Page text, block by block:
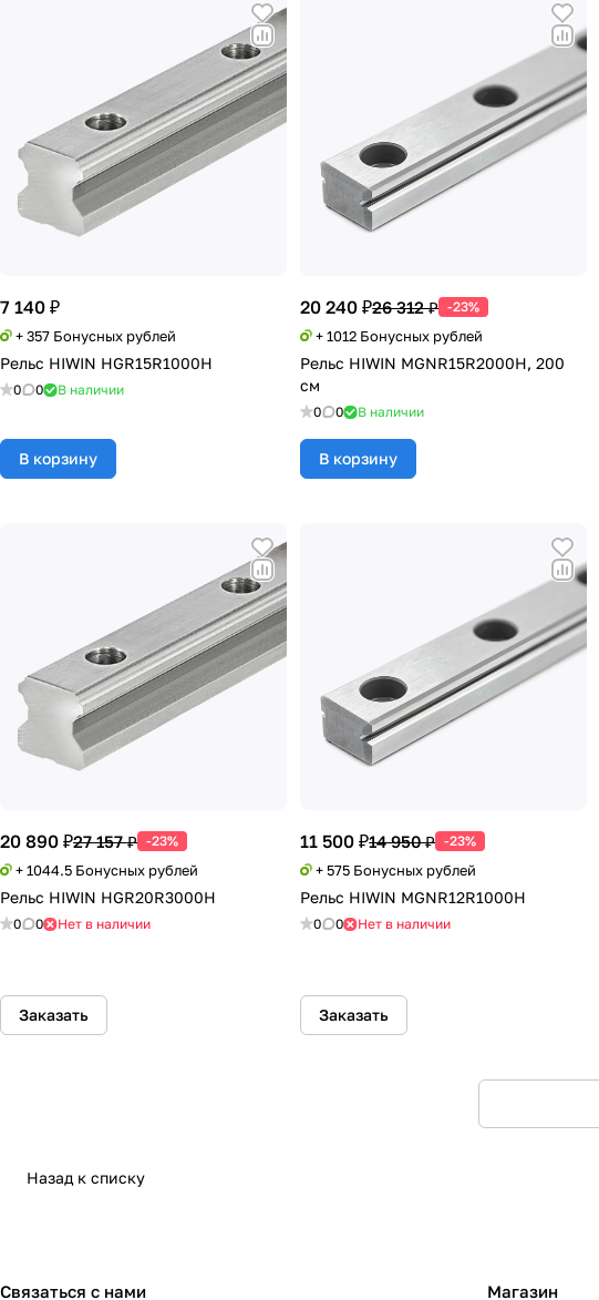
7 140 ₽
+ 357 Бонусных рублей
Рельс HIWIN HGR15R1000H
0 0 В наличии
В корзину
20 240 ₽26 312 ₽ -23%
+ 1012 Бонусных рублей
Рельс HIWIN MGNR15R2000H, 200
см
0 0 В наличии
В корзину
20 890 ₽27 157 ₽ -23%
+ 1044.5 Бонусных рублей
Рельс HIWIN HGR20R3000H
0 0 Нет в наличии
Заказать
11 500 ₽14 950 ₽ -23%
+ 575 Бонусных рублей
Рельс HIWIN MGNR12R1000H
0 0 Нет в наличии
Заказать
Назад к списку
Связаться с нами Магазин